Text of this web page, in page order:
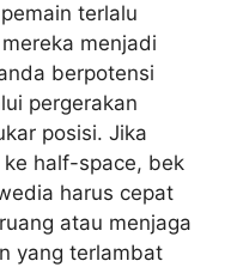
terlalu
menjadi
berpotensi
pergerakan
posisi. Jika
half-space, bek
harus cepat
atau menjaga
yang terlambat